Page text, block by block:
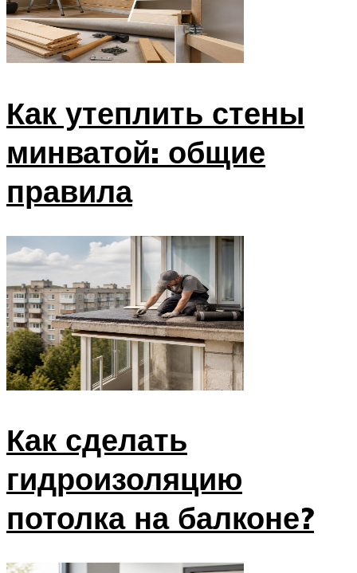
Как утеплить стены
минватой: общие
правила
Как сделать
гидроизоляцию
потолка на балконе?